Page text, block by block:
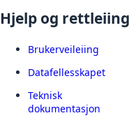
Hjelp og rettleiing
Brukerveileiing
Datafellesskapet
Teknisk
dokumentasjon